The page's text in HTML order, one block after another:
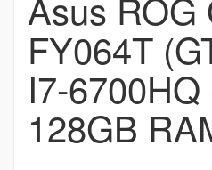
FY064T
I7-
128GB